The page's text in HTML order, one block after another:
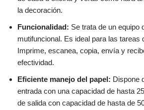
la decoración.
Funcionalidad: Se trata de un equipo
mutifuncional. Es ideal para las tareas
Imprime, escanea, copia, envía y
efectividad.
Eficiente manejo del papel: Dispone
entrada con una capacidad de hasta
de salida con capacidad de hasta de